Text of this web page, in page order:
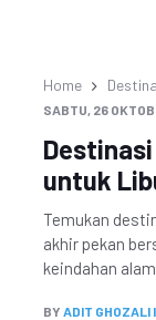
Home
SABTU, 26
untuk
Temukan
akhir pekan
keindahan
BY ADIT GHOZALI